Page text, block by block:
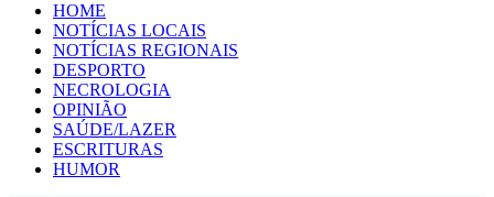
HOME
NOTÍCIAS LOCAIS
NOTÍCIAS REGIONAIS
DESPORTO
NECROLOGIA
OPINIÃO
SAÚDE/LAZER
ESCRITURAS
HUMOR